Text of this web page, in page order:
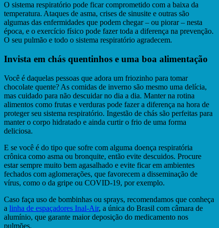
O sistema respiratório pode ficar comprometido com a baixa da
temperatura. Ataques de asma, crises de sinusite e outras são
algumas das enfermidades que podem chegar – ou piorar – nesta
época, e o exercício físico pode fazer toda a diferença na prevenção.
O seu pulmão e todo o sistema respiratório agradecem.
Invista em chás quentinhos e uma boa alimentação
Você é daquelas pessoas que adora um friozinho para tomar
chocolate quente? As comidas de inverno são mesmo uma delícia,
mas cuidado para não descuidar no dia a dia. Manter na rotina
alimentos como frutas e verduras pode fazer a diferença na hora de
proteger seu sistema respiratório. Ingestão de chás são perfeitas para
manter o corpo hidratado e ainda curtir o frio de uma forma
deliciosa.
E se você é do tipo que sofre com alguma doença respiratória
crônica como asma ou bronquite, então evite descuidos. Procure
estar sempre muito bem agasalhado e evite ficar em ambientes
fechados com aglomerações, que favorecem a disseminação de
vírus, como o da gripe ou COVID-19, por exemplo.
Caso faça uso de bombinhas ou sprays, recomendamos que conheça
a linha de espaçadores Inal-Air, a única do Brasil com câmara de
alumínio, que garante maior deposição do medicamento nos
pulmões.